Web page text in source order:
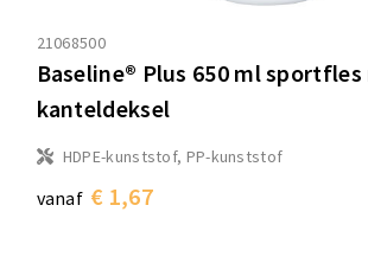
21068500
Baseline® Plus 650 ml
kanteldeksel
HDPE-kunststof, PP-kunststof
vanaf € 1,67